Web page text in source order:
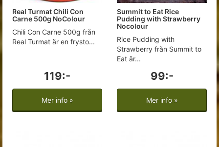
Real Turmat Chili Con
Carne 500g NoColour
Chili Con Carne 500g från
Real Turmat är en frysto...
119:-
Mer info »
Summit to Eat Rice
Pudding with Strawberry
Nocolour
Rice Pudding with
Strawberry från Summit to
Eat är...
99:-
Mer info »